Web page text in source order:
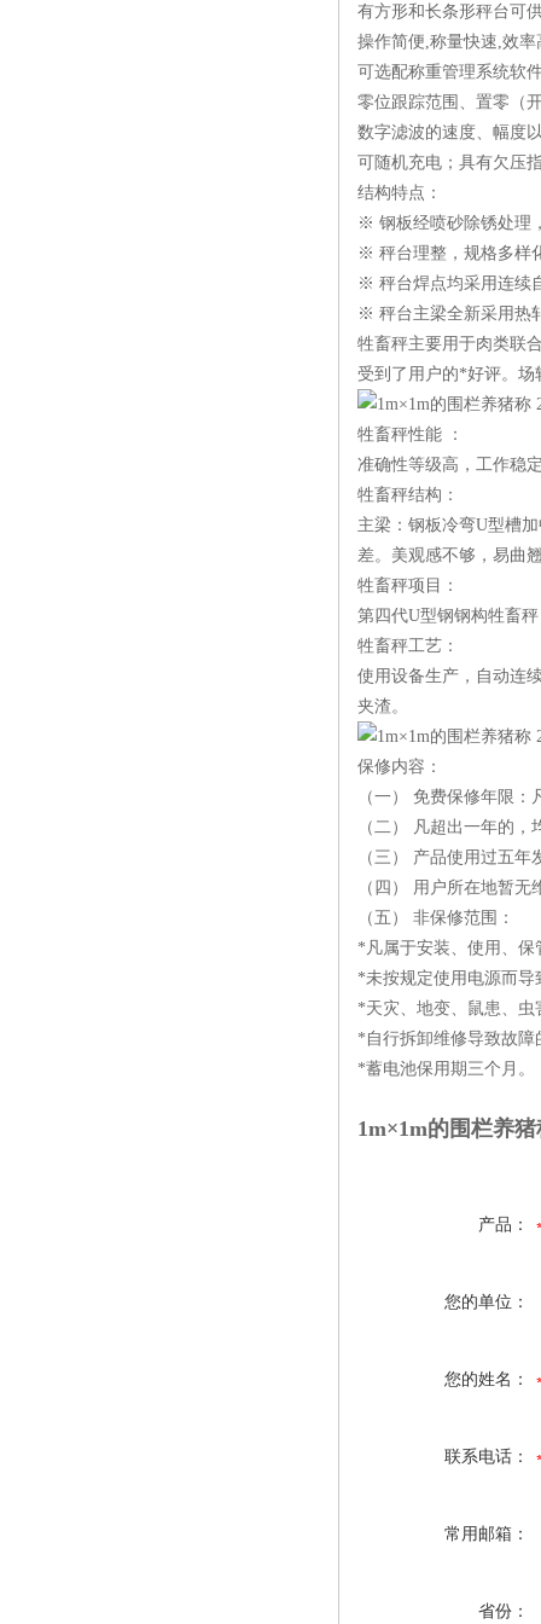
有方形和长条形秤台可
操作简便,称量快速,效率
可选配称重管理系统软
零位跟踪范围、置零（
数字滤波的速度、幅度
可随机充电；具有欠压
结构特点：
※ 钢板经喷砂除锈处理
※ 秤台理整，规格多样
※ 秤台焊点均采用连续
※ 秤台主梁全新采用热
牲畜秤主要用于肉类联
受到了用户的*好评。场
牲畜秤性能 ：
准确性等级高，工作稳
牲畜秤结构：
主梁：钢板冷弯U型槽
差。美观感不够，易曲
牲畜秤项目：
第四代U型钢钢构牲畜
牲畜秤工艺：
使用设备生产，自动连
夹渣。
保修内容：
（一） 免费保修年限
（二） 凡超出一年的
（三） 产品使用过五
（四） 用户所在地暂
（五） 非保修范围：
*凡属于安装、使用、
*未按规定使用电源而导
*天灾、地变、鼠患、虫
*自行拆卸维修导致故障
*蓄电池保用期三个月。
1m×1m的围栏养
产品：
您的单位：
您的姓名：
联系电话：
常用邮箱：
省份：